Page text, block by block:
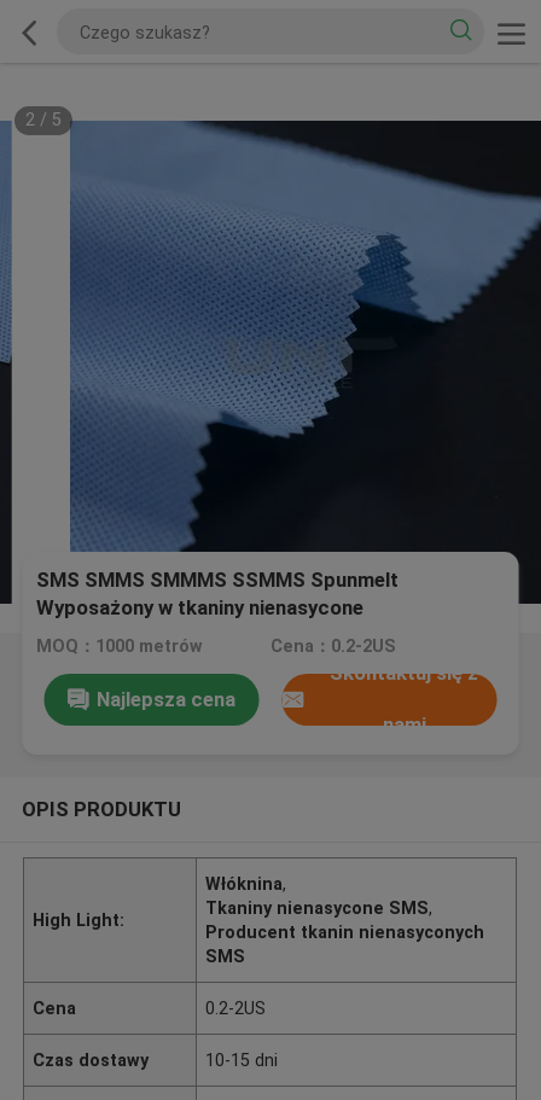
2/ 5
SMS SMMS SMMMS SSMMS Spunmelt
Wyposażony w tkaniny nienasycone
MOQ：1000 metrów Cena：0.2-2US
Najlepsza cena
Skontaktuj się z
nami
OPIS PRODUKTU
High Light:
Włóknina,
Tkaniny nienasycone SMS,
Producent tkanin nienasyconych
SMS
Cena 0.2-2US
Czas dostawy 10-15 dni